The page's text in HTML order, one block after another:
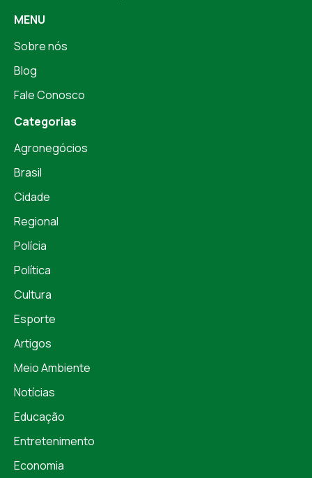
MENU
Sobre nós
Blog
Fale Conosco
Categorias
Agronegócios
Brasil
Cidade
Regional
Polícia
Política
Cultura
Esporte
Artigos
Meio Ambiente
Notícias
Educação
Entretenimento
Economia